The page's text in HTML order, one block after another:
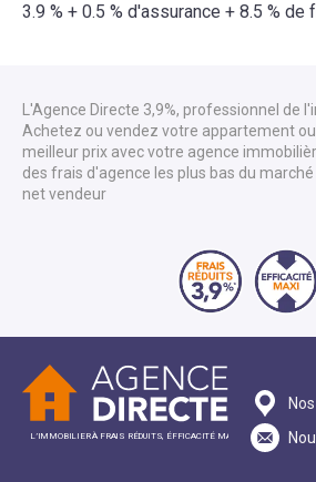
3.9 % + 0.5 % d'assurance + 8.5 % de
L'Agence Directe 3,9%, professionnel de
Achetez ou vendez votre appartement
meilleur prix avec votre agence
des frais d'agence les plus bas du
net vendeur
L’IMMOBILIER À FRAIS RÉDUITS, ÉFFICACITÉ MAXI